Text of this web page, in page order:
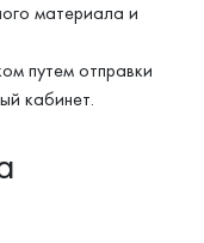
материала и
путем отправки
кабинет.